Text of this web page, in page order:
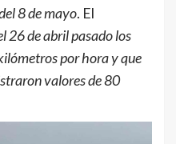
8 de mayo. El
26 de abril pasado los
por hora y que
valores de 80